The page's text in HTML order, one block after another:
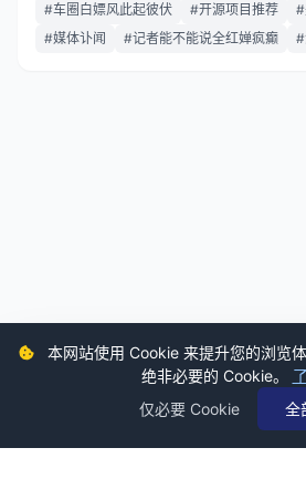
#车圈白嫖风此起彼伏 #开源项目推荐
#
#媒体讣闻
#记者能不能说全红婵疯癫
本网站使用 Cookie 来提升您的浏览
绝非必要的 Cookie。
仅必要 Cookie
全